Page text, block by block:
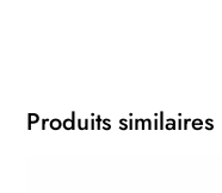
Produits similaires